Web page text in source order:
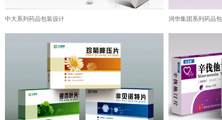
中大系列药品包装设计 润华集团系列药品